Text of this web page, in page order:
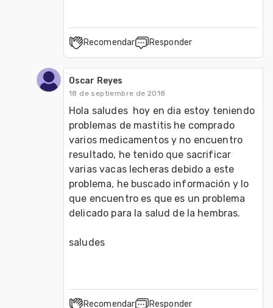
Recomendar Responder
Oscar Reyes
18 de septiembre de 2018
Hola saludes  hoy en dia estoy teniendo
problemas de mastitis he comprado
varios medicamentos y no encuentro
resultado, he tenido que sacrificar
varias vacas lecheras debido a este
problema, he buscado información y lo
que encuentro es que es un problema
delicado para la salud de la hembras.
Recomendar Responder